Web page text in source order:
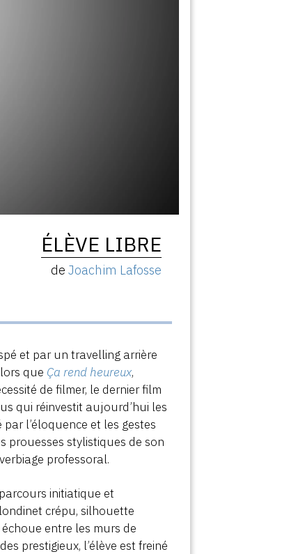
ÉLÈVE LIBRE
de Joachim Lafosse
et par un travelling arrière
que Ça rend heureux,
de filmer, le dernier film
qui réinvestit aujourd’hui les
l’éloquence et les gestes
prouesses stylistiques de son
professoral.
initiatique et
crépu, silhouette
entre les murs de
prestigieux, l’élève est freiné